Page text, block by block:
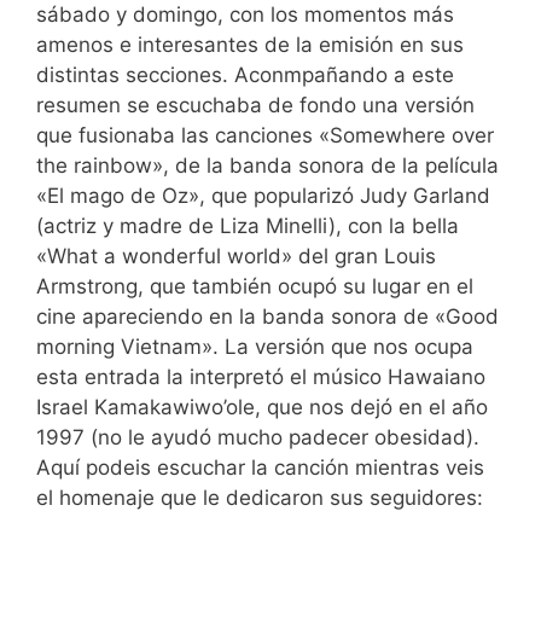
sábado y domingo, con los momentos más
amenos e interesantes de la emisión en sus
distintas secciones. Aconmpañando a este
resumen se escuchaba de fondo una versión
que fusionaba las canciones «Somewhere over
the rainbow», de la banda sonora de la película
«El mago de Oz», que popularizó Judy Garland
(actriz y madre de Liza Minelli), con la bella
«What a wonderful world» del gran Louis
Armstrong, que también ocupó su lugar en el
cine apareciendo en la banda sonora de «Good
morning Vietnam». La versión que nos ocupa
esta entrada la interpretó el músico Hawaiano
Israel Kamakawiwo’ole, que nos dejó en el año
1997 (no le ayudó mucho padecer obesidad).
Aquí podeis escuchar la canción mientras veis
el homenaje que le dedicaron sus seguidores: